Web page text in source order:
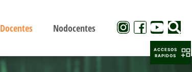
Docentes Nodocentes
ACCESOS
RAPIDOS